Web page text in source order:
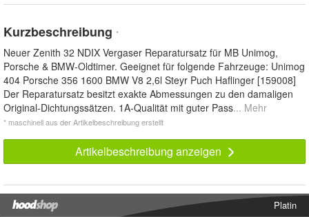
Kurzbeschreibung *
Neuer Zenith 32 NDIX Vergaser Reparatursatz für MB Unimog,
Porsche & BMW-Oldtimer. Geeignet für folgende Fahrzeuge: Unimog
404 Porsche 356 1600 BMW V8 2,6l Steyr Puch Haflinger [159008]
Der Reparatursatz besitzt exakte Abmessungen zu den damaligen
Original-Dichtungssätzen. 1A-Qualität mit guter Pass... Mehr
* maschinell aus der Artikelbeschreibung erstellt
Artikelbeschreibung anzeigen
Platin